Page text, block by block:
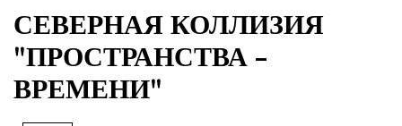
СЕВЕРНАЯ КОЛЛИЗИЯ
"ПРОСТРАНСТВА -
ВРЕМЕНИ"